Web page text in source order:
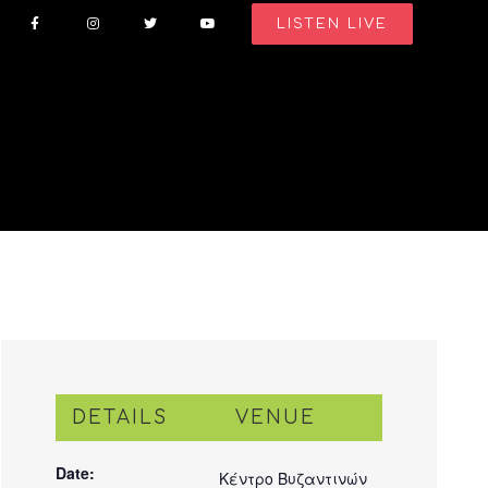
LISTEN LIVE
DETAILS
Date:
VENUE
Κέντρο Βυζαντινών